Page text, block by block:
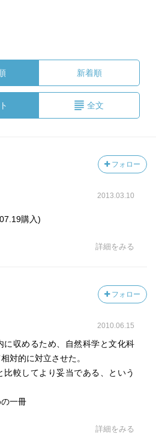
新着順
全文
フォロー
2013.03.10
購入)
詳細をみる
フォロー
2010.06.15
に収めるため、自然科学と文化科
対的に対立させた。
比較してより妥当である、という
一冊
詳細をみる